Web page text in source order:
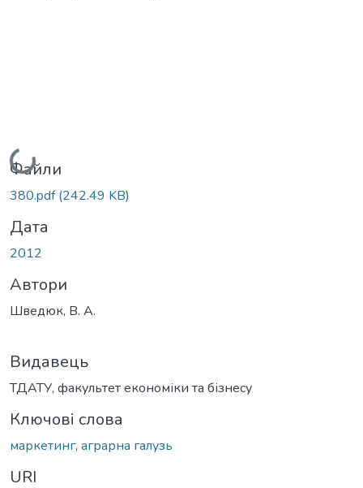
Вантажиться...
Файли
380.pdf(242.49 KB)
Дата
2012
Автори
Шведюк, В. А.
Видавець
ТДАТУ, факультет економіки та бізнесу
Ключові слова
маркетинг, аграрна галузь
URI